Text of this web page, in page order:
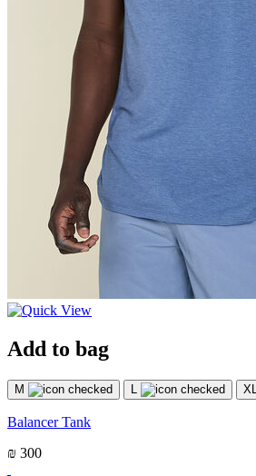
Add to bag
M L XL
Balancer Tank
₪ 300